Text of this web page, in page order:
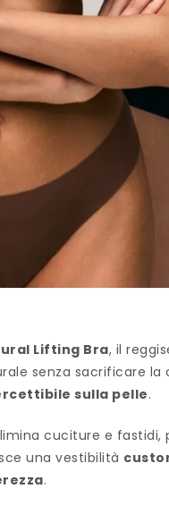
Lifting Bra, il
senza sacrificare
sulla pelle.
cuciture e fastidi,
una vestibilità
.